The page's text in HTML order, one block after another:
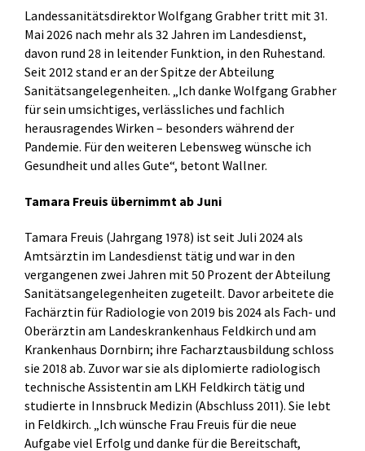
Landessanitätsdirektor Wolfgang Grabher tritt mit 31.
Mai 2026 nach mehr als 32 Jahren im Landesdienst,
davon rund 28 in leitender Funktion, in den Ruhestand.
Seit 2012 stand er an der Spitze der Abteilung
Sanitätsangelegenheiten. „Ich danke Wolfgang Grabher
für sein umsichtiges, verlässliches und fachlich
herausragendes Wirken – besonders während der
Pandemie. Für den weiteren Lebensweg wünsche ich
Gesundheit und alles Gute“, betont Wallner.
Tamara Freuis übernimmt ab Juni
Tamara Freuis (Jahrgang 1978) ist seit Juli 2024 als
Amtsärztin im Landesdienst tätig und war in den
vergangenen zwei Jahren mit 50 Prozent der Abteilung
Sanitätsangelegenheiten zugeteilt. Davor arbeitete die
Fachärztin für Radiologie von 2019 bis 2024 als Fach- und
Oberärztin am Landeskrankenhaus Feldkirch und am
Krankenhaus Dornbirn; ihre Facharztausbildung schloss
sie 2018 ab. Zuvor war sie als diplomierte radiologisch
technische Assistentin am LKH Feldkirch tätig und
studierte in Innsbruck Medizin (Abschluss 2011). Sie lebt
in Feldkirch. „Ich wünsche Frau Freuis für die neue
Aufgabe viel Erfolg und danke für die Bereitschaft,